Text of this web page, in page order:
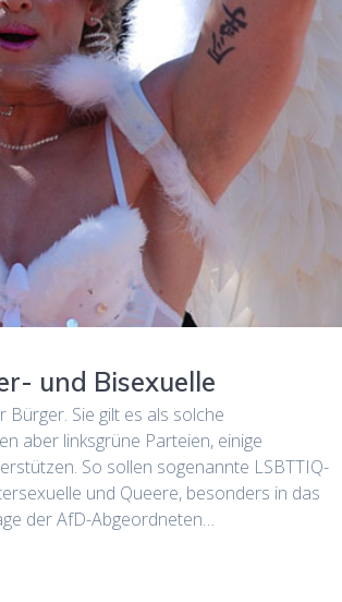
und Bisexuelle
Sie gilt es als solche
aber linksgrüne Parteien, einige
So sollen sogenannte LSBTTIQ-
und Queere, besonders in das
der AfD-Abgeordneten…